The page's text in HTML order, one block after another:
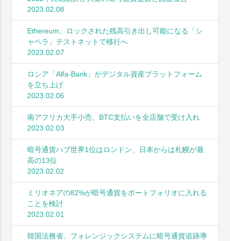
2023.02.08
Ethereum、ロックされた残高引き出し可能になる「シ
ャペラ」テストネットで移行へ
2023.02.07
ロシア「Alfa-Bank」がデジタル資産プラットフォーム
を立ち上げ
2023.02.06
南アフリカ大手小売、BTC支払いを全店舗で受け入れ
2023.02.03
暗号通貨ハブ世界1位はロンドン、日本からは札幌が最
高の13位
2023.02.02
ミリオネアの82%が暗号通貨をポートフォリオに入れる
ことを検討
2023.02.01
韓国法務省、フォレンジックシステムに暗号通貨追跡導